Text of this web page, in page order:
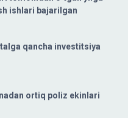
ishlari bajarilgan
qancha investitsiya
ortiq poliz ekinlari